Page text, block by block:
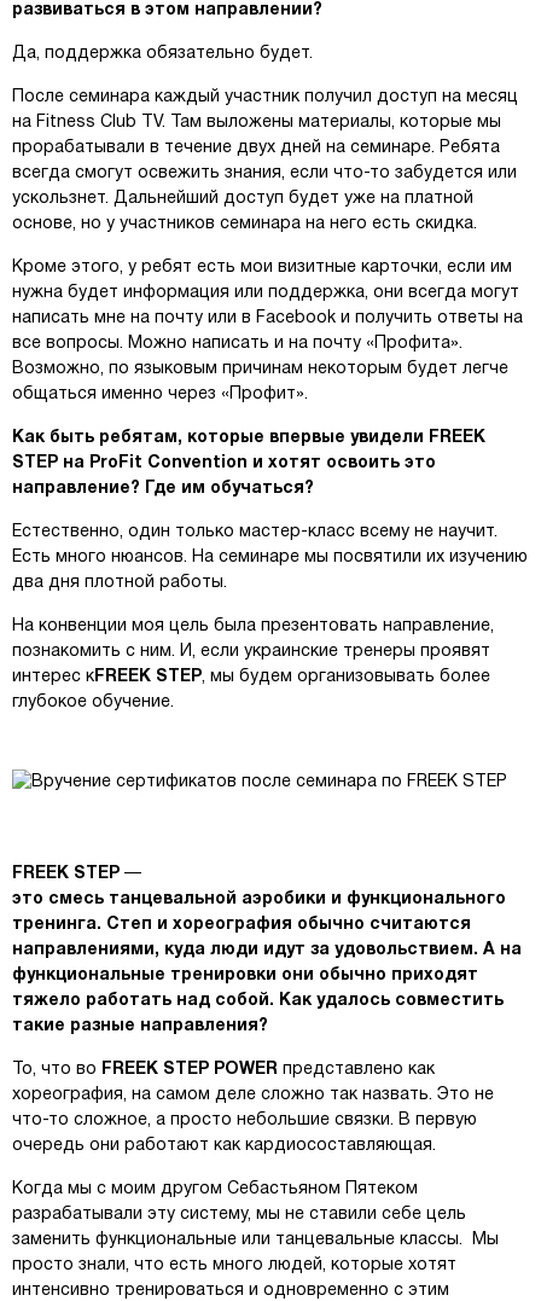
развиваться в этом направлении?
Да, поддержка обязательно будет.
После семинара каждый участник получил доступ на месяц
на Fitness Club TV. Там выложены материалы, которые мы
прорабатывали в течение двух дней на семинаре. Ребята
всегда смогут освежить знания, если что-то забудется или
ускользнет. Дальнейший доступ будет уже на платной
основе, но у участников семинара на него есть скидка.
Кроме этого, у ребят есть мои визитные карточки, если им
нужна будет информация или поддержка, они всегда могут
написать мне на почту или в Facebook и получить ответы на
все вопросы. Можно написать и на почту «Профита».
Возможно, по языковым причинам некоторым будет легче
общаться именно через «Профит».
Как быть ребятам, которые впервые увидели FREEK
STEP на ProFit Convention и хотят освоить это
направление? Где им обучаться?
Естественно, один только мастер-класс всему не научит.
Есть много нюансов. На семинаре мы посвятили их изучению
два дня плотной работы.
На конвенции моя цель была презентовать направление,
познакомить с ним. И, если украинские тренеры проявят
интерес к FREEK STEP, мы будем организовывать более
глубокое обучение.
FREEK STEP —
это смесь танцевальной аэробики и функционального
тренинга. Степ и хореография обычно считаются
направлениями, куда люди идут за удовольствием. А на
функциональные тренировки они обычно приходят
тяжело работать над собой. Как удалось совместить
такие разные направления?
То, что во FREEK STEP POWER представлено как
хореография, на самом деле сложно так назвать. Это не
что-то сложное, а просто небольшие связки. В первую
очередь они работают как кардиосоставляющая.
Когда мы с моим другом Себастьяном Пятеком
разрабатывали эту систему, мы не ставили себе цель
заменить функциональные или танцевальные классы. Мы
просто знали, что есть много людей, которые хотят
интенсивно тренироваться и одновременно с этим